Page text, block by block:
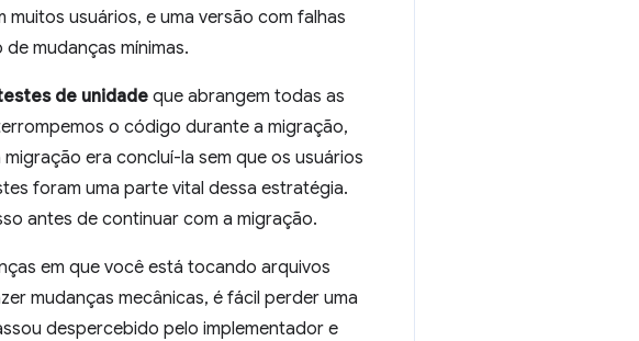
usuários, e uma versão com falhas
mudanças mínimas.
de unidadeque abrangem todas as
o código durante a migração,
era concluí-la sem que os usuários
foram uma parte vital dessa estratégia.
antes de continuar com a migração.
em que você está tocando arquivos
mudanças mecânicas, é fácil perder uma
despercebido pelo implementador e